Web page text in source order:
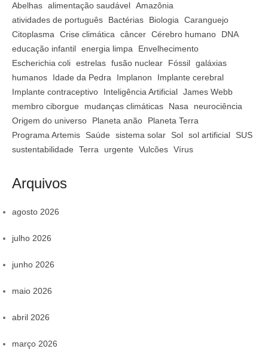
Abelhas alimentação saudável Amazônia
atividades de português
Bactérias Biologia
Caranguejo
Citoplasma
Crise climática câncer Cérebro humano
DNA
educação infantil energia limpa
Envelhecimento
Escherichia coli estrelas fusão nuclear Fóssil galáxias
humanos
Idade da Pedra Implanon
Implante cerebral
Implante contraceptivo
Inteligência Artificial James Webb
membro ciborgue
mudanças climáticas Nasa
neurociência
Origem do universo
Planeta anão
Planeta Terra
Programa Artemis
Saúde sistema solar Sol sol artificial
SUS
sustentabilidade
Terra urgente Vulcões Vírus
Arquivos
agosto 2026
julho 2026
junho 2026
maio 2026
abril 2026
março 2026